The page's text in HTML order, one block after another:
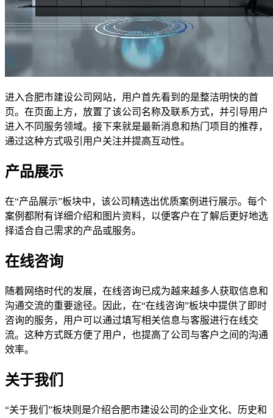
进入合肥市建设公司网站，用户首先看到的是整洁明快的首
页。在页面上方，放置了该公司名称及联系方式，并引导用户
进入不同服务领域。接下来就是最新消息和热门项目的推荐，
通过这种方式吸引用户关注并提高互动性。
产品展示
在“产品展示”板块中，该公司精选出优质案例进行展示。每个
案例都附有详细介绍和图片资料，以便客户在了解后更好地选
择适合自己需求的产品或服务。
在线咨询
随着网络时代的发展，在线咨询已成为越来越多人获取信息和
沟通交流的重要途径。因此，在“在线咨询”板块中提供了即时
咨询的服务，用户可以通过填写相关信息与客服进行在线交
流。这种方式既方便了用户，也提高了公司与客户之间的沟通
效率。
关于我们
“关于我们”板块则是介绍合肥市建设公司的企业文化、历史和